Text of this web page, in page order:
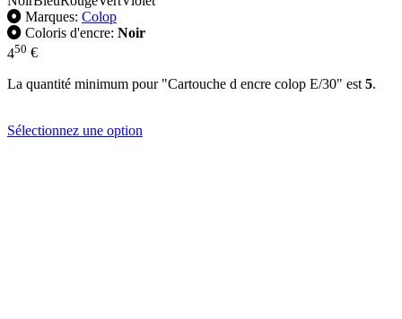
Marques: Colop
Coloris d'encre: Noir
450 €
La quantité minimum pour "Cartouche d encre colop E/30" est 5.
Sélectionnez une option